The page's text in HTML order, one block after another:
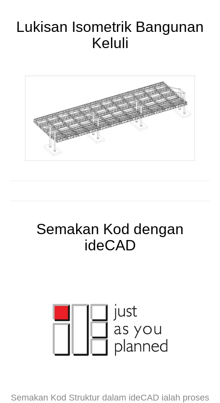
Lukisan Isometrik Bangunan
Keluli
Semakan Kod dengan
ideCAD
Semakan Kod Struktur dalam ideCAD ialah proses